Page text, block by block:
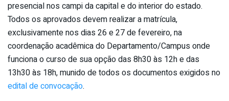
presencial nos campi da capital e do interior do estado.
Todos os aprovados devem realizar a matrícula,
exclusivamente nos dias 26 e 27 de fevereiro, na
coordenação acadêmica do Departamento/Campus onde
funciona o curso de sua opção das 8h30 às 12h e das
13h30 às 18h, munido de todos os documentos exigidos no
edital de convocação.